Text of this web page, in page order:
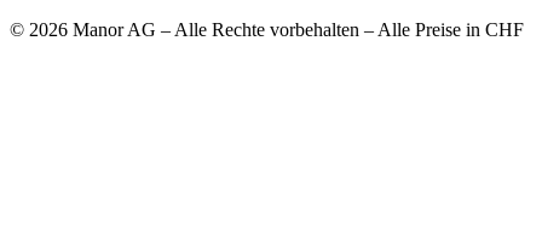
© 2026 Manor AG – Alle Rechte vorbehalten – Alle Preise in CHF